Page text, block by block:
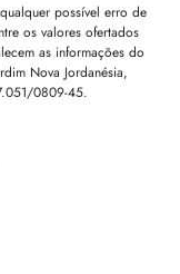
possível erro de
os valores ofertados
as informações do
Nova Jordanésia,
0809-45.